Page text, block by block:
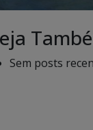
Sem posts